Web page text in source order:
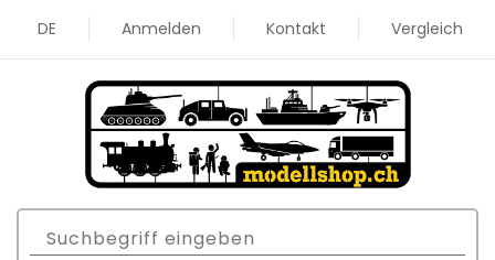
DE Anmelden Kontakt Vergleich